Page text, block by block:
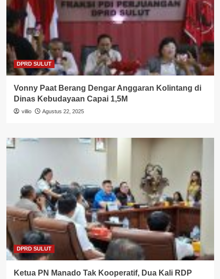
DPRD SULUT
Vonny Paat Berang Dengar Anggaran Kolintang di
Dinas Kebudayaan Capai 1,5M
villio Agustus 22, 2025
DPRD SULUT
Ketua PN Manado Tak Kooperatif, Dua Kali RDP